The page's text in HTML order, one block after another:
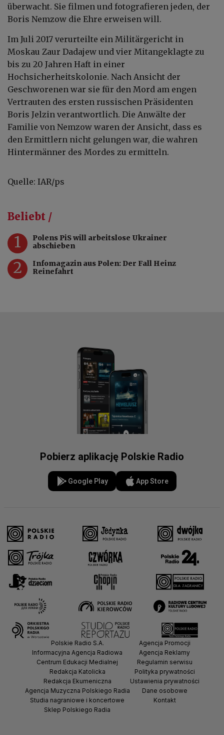
überwacht. Sie filmen und fotografieren jeden, der
Boris Nemzow die Ehre erweisen will.
Im Juli 2017 verurteilte ein Militärgericht in
Moskau Zaur Dadajew und vier Mitangeklagte zu
bis zu 20 Jahren Haft in einer
Hochsicherheitskolonie. Nach Ansicht der
Geschworenen war sie für den Mord am engen
Vertrauten des ersten russischen Präsidenten
Boris Jelzin verantwortlich. Die Anwälte der
Familie von Nemzow waren der Ansicht, dass es
den Ermittlern nicht gelungen war, die wahren
Hintermänner des Mordes zu ermitteln.
Quelle: IAR/ps
Beliebt /
1
Polens PiS will arbeitslose Ukrainer
abschieben
2
Infomagazin aus Polen: Der Fall Heinz
Reinefahrt
Pobierz aplikację Polskie Radio
Google Play App Store
Polskie Radio S.A.
Informacyjna Agencja Radiowa
Centrum Edukacji Medialnej
Redakcja Katolicka
Redakcja Ekumeniczna
Agencja Muzyczna Polskiego Radia
Studia nagraniowe i koncertowe
Sklep Polskiego Radia
Agencja Promocji
Agencja Reklamy
Regulamin serwisu
Polityka prywatności
Ustawienia prywatności
Dane osobowe
Kontakt